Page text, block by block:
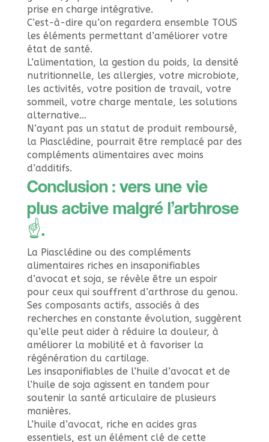
prise en charge intégrative.
C’est-à-dire qu’on regardera ensemble TOUS
les éléments permettant d’améliorer votre
état de santé.
L’alimentation, la gestion du poids, la densité
nutritionnelle, les allergies, votre microbiote,
les activités, votre position de travail, votre
sommeil, votre charge mentale, les solutions
alternative…
N’ayant pas un statut de produit remboursé,
la Piasclédine, pourrait être remplacé par des
compléments alimentaires avec moins
d’additifs.
Conclusion : vers une vie
plus active malgré l’arthrose
☝.
La Piasclédine ou des compléments
alimentaires riches en insaponifiables
d’avocat et soja, se révèle être un espoir
pour ceux qui souffrent d’arthrose du genou.
Ses composants actifs, associés à des
recherches en constante évolution, suggèrent
qu’elle peut aider à réduire la douleur, à
améliorer la mobilité et à favoriser la
régénération du cartilage.
Les insaponifiables de l’huile d’avocat et de
l’huile de soja agissent en tandem pour
soutenir la santé articulaire de plusieurs
manières.
L’huile d’avocat, riche en acides gras
essentiels, est un élément clé de cette